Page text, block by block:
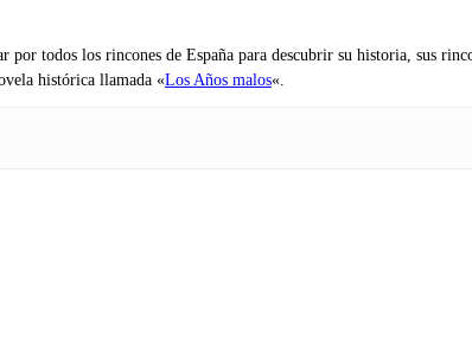
todos los rincones de España para descubrir su historia, sus
histórica llamada «Los Años malos«.